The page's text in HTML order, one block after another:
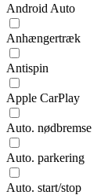
Android Auto
Anhængertræk
Antispin
Apple CarPlay
Auto. nødbremse
Auto. parkering
Auto. start/stop